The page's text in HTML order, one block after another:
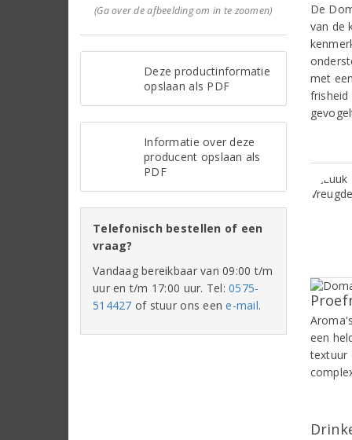
(Ga over de afbeelding om in te zoomen)
Deze productinformatie
opslaan als PDF
Informatie over deze
producent opslaan als
PDF
Telefonisch bestellen of een
vraag?
Vandaag bereikbaar van 09:00 t/m
uur en t/m 17:00 uur. Tel:0575-
514427 of stuur ons eene-mail.
De
van de
met
frisheid
een
textuur